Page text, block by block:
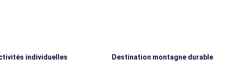
individuelles Destination montagne durable